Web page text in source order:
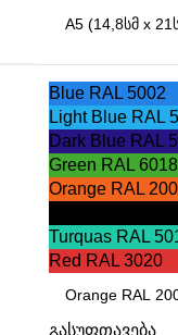
Blue RAL 5002
Light Blue RAL
Dark Blue RAL
Green RAL 6018
Orange RAL
Turquas RAL
Red RAL 3020
გასუფთავება